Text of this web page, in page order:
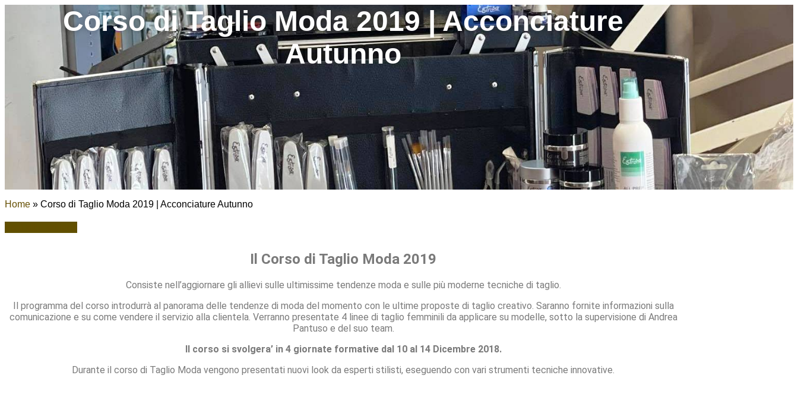
Corso di Taglio Moda 2019 | Acconciature
Autunno
Home » Corso di Taglio Moda 2019 | Acconciature Autunno
Il Corso di Taglio Moda 2019
Consiste nell’aggiornare gli allievi sulle ultimissime tendenze moda e sulle più moderne tecniche di taglio.
Il programma del corso introdurrà al panorama delle tendenze di moda del momento con le ultime proposte di taglio creativo. Saranno fornite informazioni sulla
comunicazione e su come vendere il servizio alla clientela. Verranno presentate 4 linee di taglio femminili da applicare su modelle, sotto la supervisione di Andrea
Pantuso e del suo team.
Il corso si svolgera’ in 4 giornate formative dal 10 al 14 Dicembre 2018.
Durante il corso di Taglio Moda vengono presentati nuovi look da esperti stilisti, eseguendo con vari strumenti tecniche innovative.